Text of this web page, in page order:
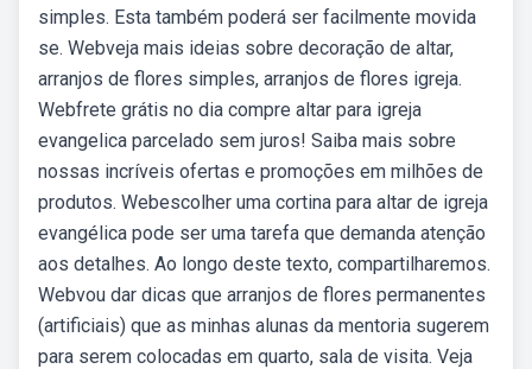
simples. Esta também poderá ser facilmente movida
se. Webveja mais ideias sobre decoração de altar,
arranjos de flores simples, arranjos de flores igreja.
Webfrete grátis no dia compre altar para igreja
evangelica parcelado sem juros! Saiba mais sobre
nossas incríveis ofertas e promoções em milhões de
produtos. Webescolher uma cortina para altar de igreja
evangélica pode ser uma tarefa que demanda atenção
aos detalhes. Ao longo deste texto, compartilharemos.
Webvou dar dicas que arranjos de flores permanentes
(artificiais) que as minhas alunas da mentoria sugerem
para serem colocadas em quarto, sala de visita. Veja